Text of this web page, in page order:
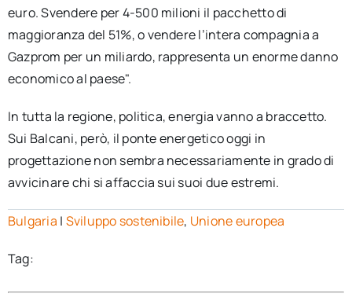
euro. Svendere per 4-500 milioni il pacchetto di
maggioranza del 51%, o vendere l’intera compagnia a
Gazprom per un miliardo, rappresenta un enorme danno
economico al paese".
In tutta la regione, politica, energia vanno a braccetto.
Sui Balcani, però, il ponte energetico oggi in
progettazione non sembra necessariamente in grado di
avvicinare chi si affaccia sui suoi due estremi.
Bulgaria | Sviluppo sostenibile, Unione europea
Tag: